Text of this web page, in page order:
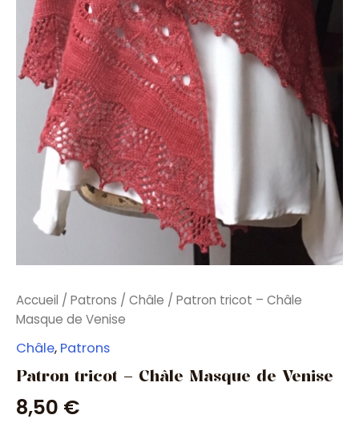
Accueil / Patrons / Châle / Patron tricot – Châle
Masque de Venise
Châle, Patrons
Patron tricot – Châle Masque de Venise
8,50 €